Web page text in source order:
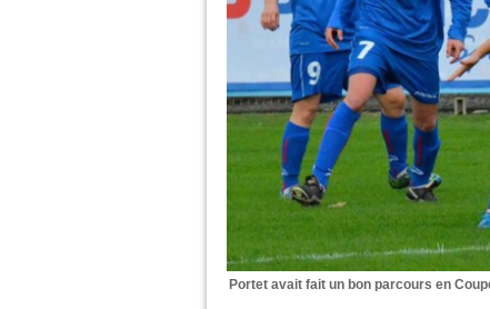
Portet avait fait un bon parcours en